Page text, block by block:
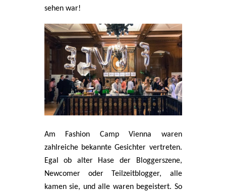
sehen war!
Am Fashion Camp Vienna waren
zahlreiche bekannte Gesichter vertreten.
Egal ob alter Hase der Bloggerszene,
Newcomer oder Teilzeitblogger, alle
kamen sie, und alle waren begeistert. So